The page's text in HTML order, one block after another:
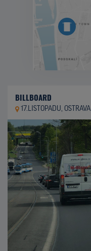
BILLBOARD
17.LISTOPADU, OSTRAVA